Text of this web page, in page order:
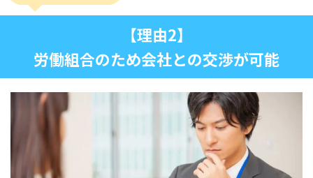
【理由2】
労働組合のため会社との交渉が可能